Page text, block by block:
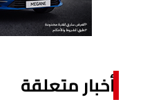
أخبار متعلقة